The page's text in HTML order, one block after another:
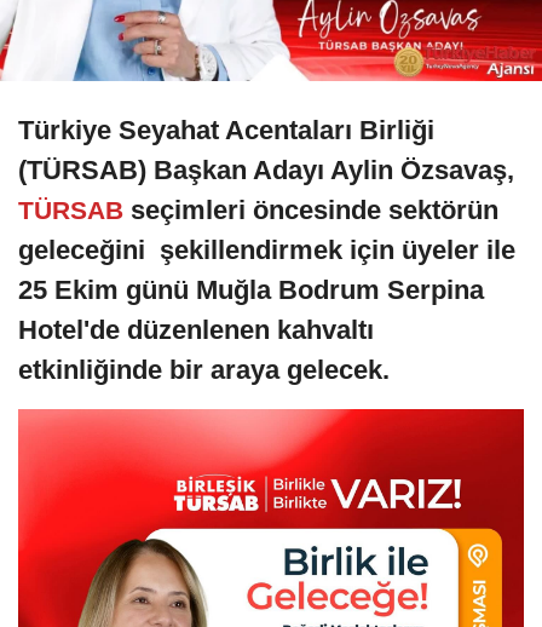
Türkiye Seyahat Acentaları Birliği
(TÜRSAB) Başkan Adayı Aylin Özsavaş,
TÜRSAB seçimleri öncesinde sektörün
geleceğini şekillendirmek için üyeler ile
25 Ekim günü Muğla Bodrum Serpina
Hotel'de düzenlenen kahvaltı
etkinliğinde bir araya gelecek.